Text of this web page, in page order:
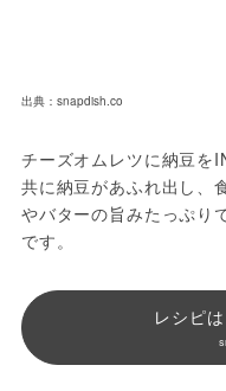
出典：snapdish.co
チーズオムレツに納豆を
共に納豆があふれ出し、
やバターの旨みたっぷり
です。
レシピ